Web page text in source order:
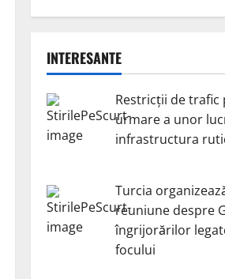
INTERESANTE
Restricții de trafic
urmare a unor
infrastructura
Turcia
reuniune despre
îngrijorărilor
focului